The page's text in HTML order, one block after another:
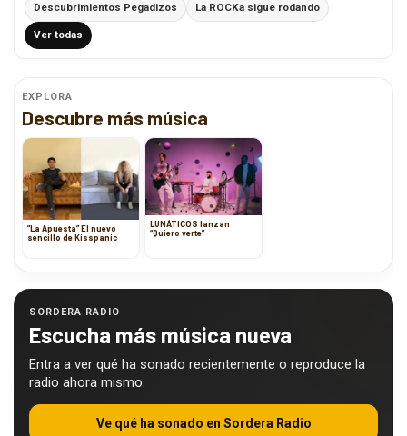
Descubrimientos Pegadizos La ROCKa sigue rodando
Ver todas
EXPLORA
Descubre más música
”La Apuesta” El nuevo
sencillo de Kisspanic
LUNÁTICOS lanzan
“Quiero verte”
SORDERA RADIO
Escucha más música nueva
Entra a ver qué ha sonado recientemente o reproduce la
radio ahora mismo.
Ve qué ha sonado en Sordera Radio